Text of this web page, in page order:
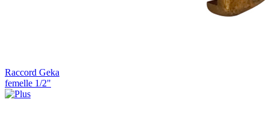
Raccord Geka
femelle 1/2"